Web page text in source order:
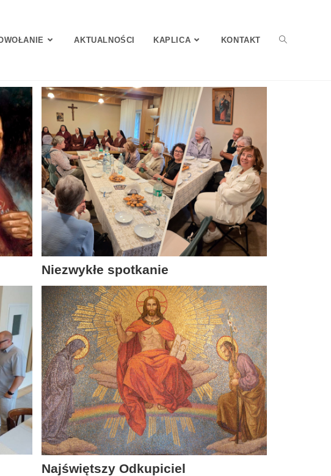
AKTUALNOŚCI KAPLICA KONTAKT
Niezwykłe spotkanie
Najświętszy Odkupiciel